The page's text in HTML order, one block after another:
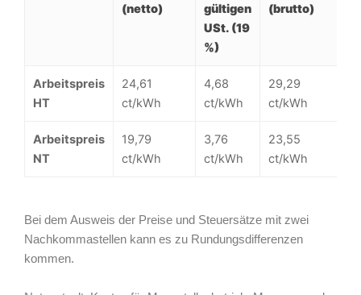
(netto)
gültigen
USt. (19
%)
(brutto)
Arbeitspreis
HT
24,61
ct/kWh
4,68
ct/kWh
29,29
ct/kWh
Arbeitspreis
NT
19,79
ct/kWh
3,76
ct/kWh
23,55
ct/kWh
Bei dem Ausweis der Preise und Steuersätze mit zwei
Nachkommastellen kann es zu Rundungsdifferenzen
kommen.